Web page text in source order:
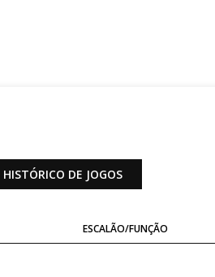
HISTÓRICO DE JOGOS
ESCALÃO/FUNÇÃO